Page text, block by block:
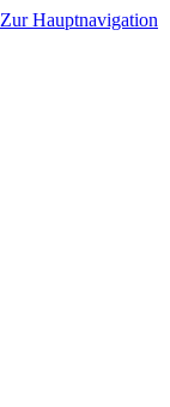
Zur Hauptnavigation